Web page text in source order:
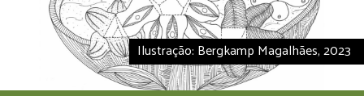
Ilustração: Bergkamp Magalhães, 2023